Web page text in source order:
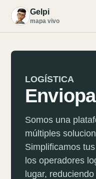
G Gelpi
mapa vivo
LOGÍSTICA
Somos una
múltiples
Simplificamos
los operadores
lugar,